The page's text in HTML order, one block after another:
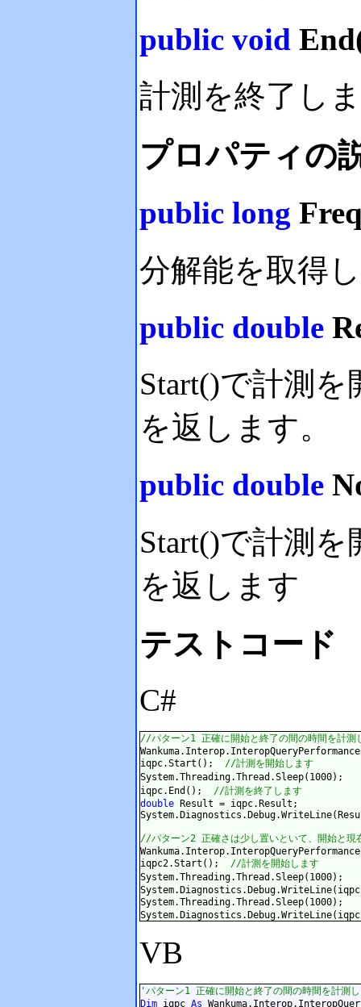
public void
計測を終了し
プロパティの
public long
分解能を取得
public double
Start()で計測
を返します。
public double
Start()で計測
を返します
テストコード
C#
//パターン1 正確に開始と終了の間の時間を計測
iqpc.Start(); //計測を開始します
iqpc.End(); //計測を終了します
double Result = iqpc.Result;
//パターン2 正確さは少し置いといて、開始と現
iqpc2.Start(); //計測を開始します
VB
'パターン1 正確に開始と終了の間の時間を計測
Dim iqpc As